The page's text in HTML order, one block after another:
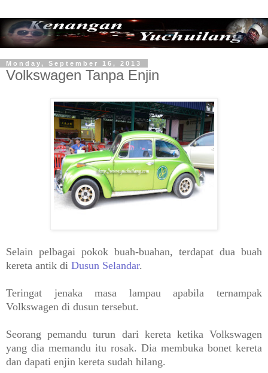
Monday, September 16, 2013
Volkswagen Tanpa Enjin
Selain pelbagai pokok buah-buahan, terdapat dua buah
kereta antik di Dusun Selandar.
Teringat jenaka masa lampau apabila ternampak
Volkswagen di dusun tersebut.
Seorang pemandu turun dari kereta ketika Volkswagen
yang dia memandu itu rosak. Dia membuka bonet kereta
dan dapati enjin kereta sudah hilang.